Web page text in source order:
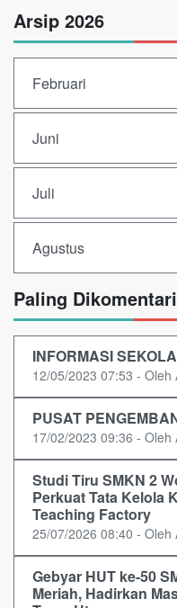
Arsip 2026
Februari
Juni
Juli
Agustus
Paling Dikomentari
INFORMASI
12/05/2023 07:53 -
PUSAT
17/02/2023 09:36 -
Studi Tiru SMKN 2
Perkuat Tata Kelola
Teaching Factory
25/07/2026 08:40 -
Gebyar HUT ke-50
Meriah, Hadirkan